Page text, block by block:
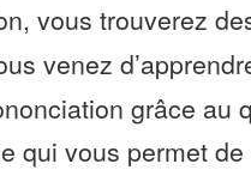
vous trouverez
venez
grâce au
qui vous permet de